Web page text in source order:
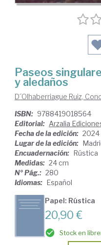
Paseos
y aledaños
D´Olhaberriague Ruiz,
ISBN: 9788419018564
Editorial: Arzalia
Fecha de la edición: 2024
Lugar de la edición:
Encuadernación: Rústica
Medidas: 24 cm
Nº Pág.: 280
Idiomas: Español
Papel: Rústica
20,90 €
Stock en